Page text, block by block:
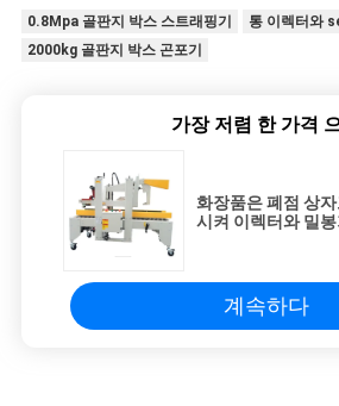
0.8Mpa 골판지 박스 스트래핑기
통 이렉터와
2000kg 골판지 박스 곤포기
가장 저렴 한 가격
화장품은 폐점 상
시켜 이렉터와 밀봉
계속하다